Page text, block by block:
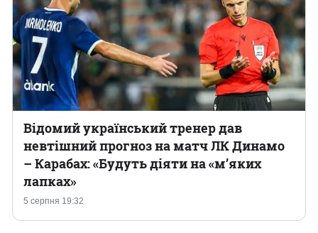
5 серпня 19:32
Відомий український тренер дав
невтішний прогноз на матч ЛК Динамо
– Карабах: «Будуть діяти на «м’яких
лапках»